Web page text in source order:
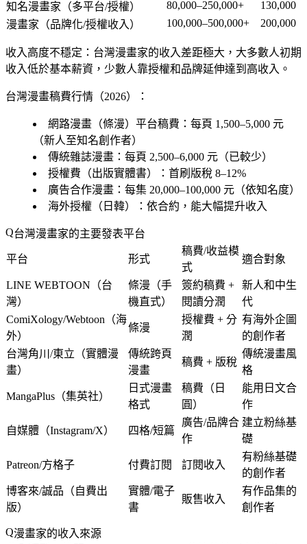
知名漫畫家（多平台/授權）
80,000–250,000+
130,000
漫畫家（品牌化/授權收入）
100,000–500,000+ 200,000
收入高度不穩定 ：台灣漫畫家的收入差距極大，大多數人初期
收入低於基本薪資，少數人靠授權和品牌延伸達到高收入。
台灣漫畫稿費行情（2026）：
網路漫畫（條漫）平台稿費：每頁 1,500–5,000 元
（新人至知名創作者）
傳統雜誌漫畫：每頁 2,500–6,000 元（已較少）
授權費（出版實體書）：首刷版稅 8–12%
廣告合作漫畫：每集 20,000–100,000 元（依知名度）
海外授權（日韓）：依合約，能大幅提升收入
台灣漫畫家的主要發表平台
平台 形式
稿費/收益模
式
適合對象
LINE WEBTOON（台
灣）
條漫（手
機直式）
簽約稿費 +
閱讀分潤
新人和中生
代
ComiXology/Webtoon（海
外）
條漫
授權費 + 分
潤
有海外企圖
的創作者
台灣角川/東立（實體漫
畫）
傳統跨頁
漫畫
稿費 + 版稅
傳統漫畫風
格
MangaPlus（集英社）
日式漫畫
格式
稿費（日
圓）
能用日文合
作
自媒體（Instagram/X） 四格/短篇
廣告/品牌合
作
建立粉絲基
礎
Patreon/方格子 付費訂閱 訂閱收入
有粉絲基礎
的創作者
博客來/誠品（自費出
版）
實體/電子
書
販售收入
有作品集的
創作者
漫畫家的收入來源